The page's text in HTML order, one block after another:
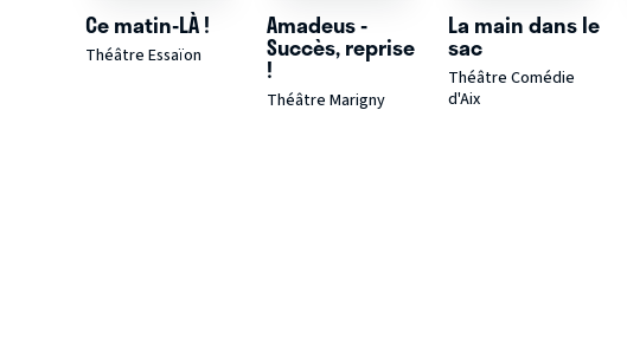
Ce matin-LÀ !
Théâtre Essaïon
Amadeus -
Succès, reprise
!
Théâtre Marigny
La main dans le
sac
Théâtre Comédie
d'Aix